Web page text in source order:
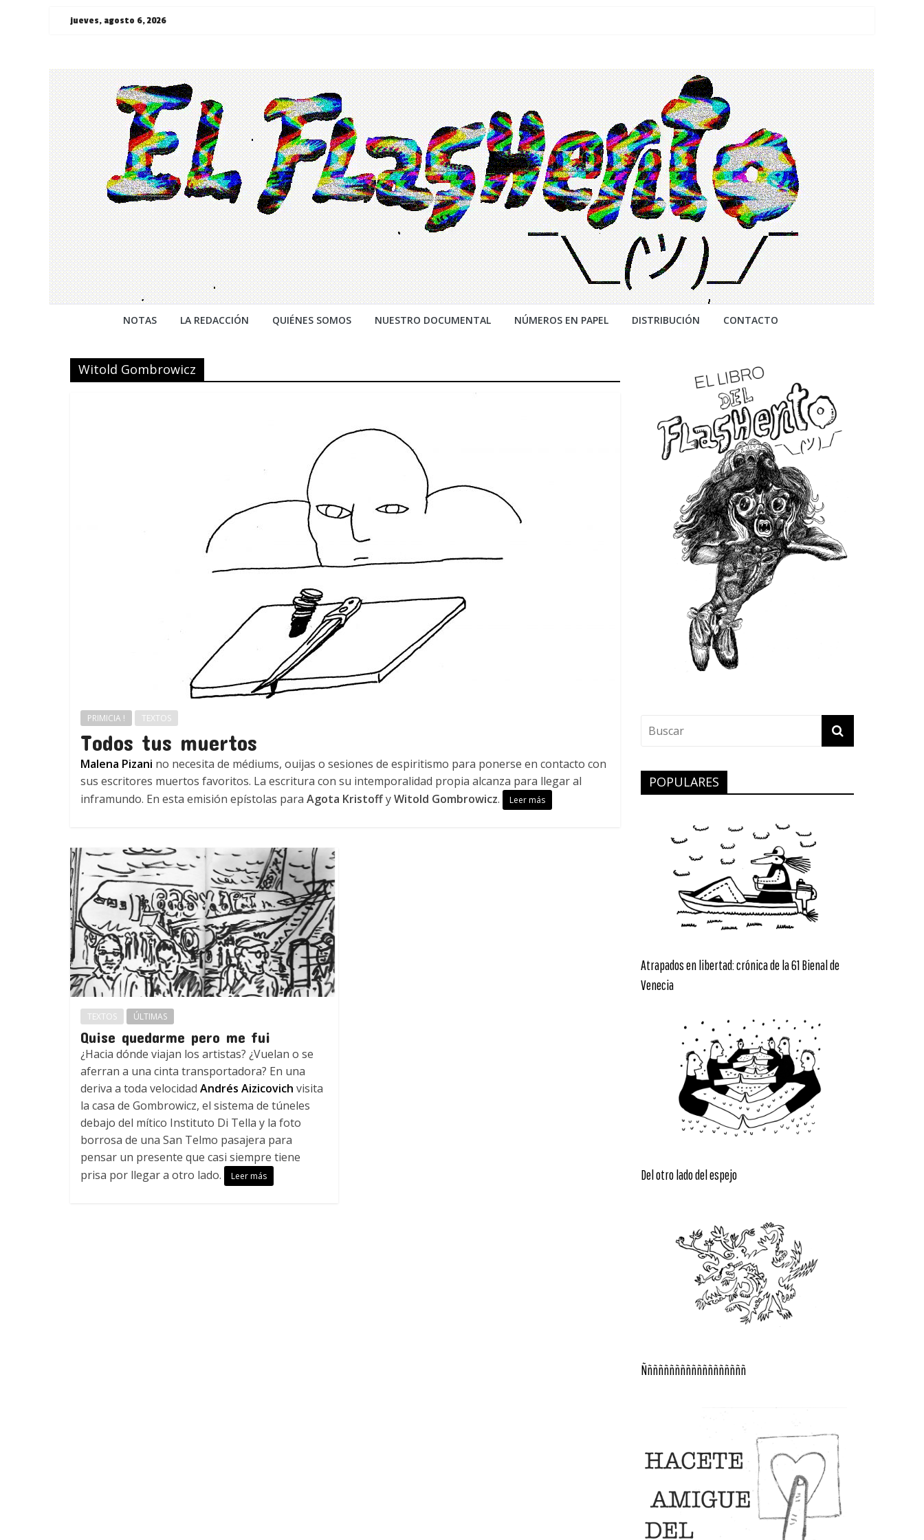
Saltarjueves, agosto 6, 2026
¯\_(ツ)_/
¯
NOTAS LA REDACCIÓN QUIÉNES SOMOS NUESTRO DOCUMENTAL NÚMEROS EN PAPEL DISTRIBUCIÓN CONTACTO
Witold Gombrowicz
PRIMICIA ! TEXTOS
Todos tus muertos
Malena Pizani no necesita de médiums, ouijas o sesiones de espiritismo para ponerse en contacto con
sus escritores muertos favoritos. La escritura con su intemporalidad propia alcanza para llegar al
inframundo. En esta emisión epístolas para Agota KristoffyWitold Gombrowicz. Leer más
TEXTOS ÚLTIMAS
Quise quedarme pero me fui
¿Hacia dónde viajan los artistas? ¿Vuelan o se
aferran a una cinta transportadora? En una
deriva a toda velocidad Andrés Aizicovich visita
la casa de Gombrowicz, el sistema de túneles
debajo del mítico Instituto Di Tella y la foto
borrosa de una San Telmo pasajera para
pensar un presente que casi siempre tiene
prisa por llegar a otro lado.
Leer más
POPULARES
Atrapados en libertad: crónica de la 61 Bienal de
Venecia
Del otro lado del espejo
Ñññññññññññññññññññ